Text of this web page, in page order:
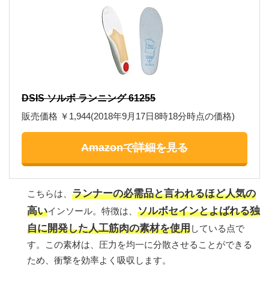
DSIS ソルボ ランニング 61255
販売価格 ￥1,944(2018年9月17日8時18分時点の価格)
Amazonで詳細を見る
こちらは、 ランナーの必需品と言われるほど人気の
高いインソール。特徴は、 ソルボセインとよばれる独
自に開発した人工筋肉の素材を使用している点で
す。この素材は、圧力を均一に分散させることができる
ため、衝撃を効率よく吸収します。